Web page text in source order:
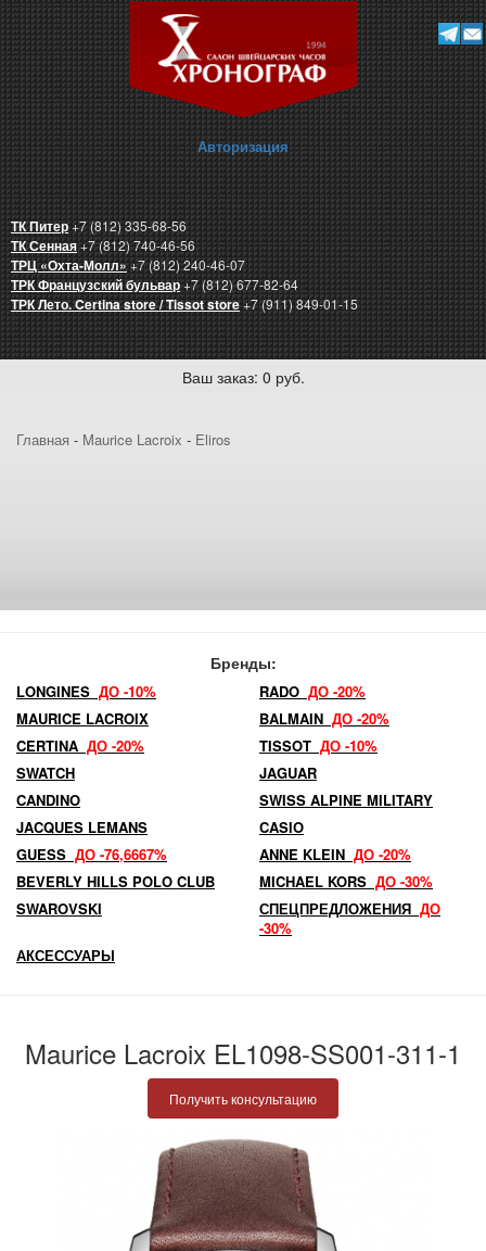
Авторизация
ТК Питер+7 (812) 335-68-56
ТК Сенная+7 (812) 740-46-56
ТРЦ «Охта-Молл»+7 (812) 240-46-07
ТРК Французский бульвар+7 (812) 677-82-64
ТРК Лето. Certina store / Tissot store+7 (911) 849-01-15
Ваш заказ: 0 руб.
Главная - Maurice Lacroix - Eliros
Бренды:
LONGINES ДО -10% RADO ДО -20%
MAURICE LACROIX
BALMAIN ДО -20%
CERTINA ДО -20% TISSOT ДО -10%
SWATCH
JAGUAR
CANDINO
SWISS ALPINE MILITARY
JACQUES LEMANS
CASIO
GUESS ДО -76,6667% ANNE KLEIN ДО -20%
BEVERLY HILLS POLO CLUB
MICHAEL KORS ДО -30%
SWAROVSKI
СПЕЦПРЕДЛОЖЕНИЯ ДО
-30%
АКСЕССУАРЫ
Maurice Lacroix EL1098-SS001-311-1
Получить консультацию